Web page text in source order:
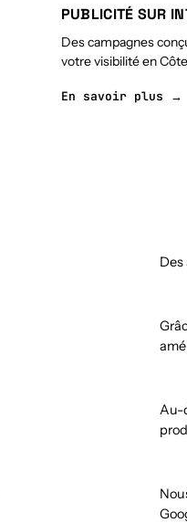
PUBLICITÉ SUR
Des campagnes
votre visibilité en
En savoir plus →
Au-